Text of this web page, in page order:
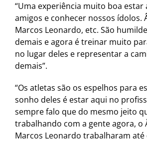
“Uma experiência muito boa estar
amigos e conhecer nossos ídolos.
Marcos Leonardo, etc. São
demais e agora é treinar muito
no lugar deles e representar a
demais”.
“Os atletas são os espelhos para
sonho deles é estar aqui no
sempre falo que do mesmo jeito
trabalhando com a gente agora, o
Marcos Leonardo trabalharam